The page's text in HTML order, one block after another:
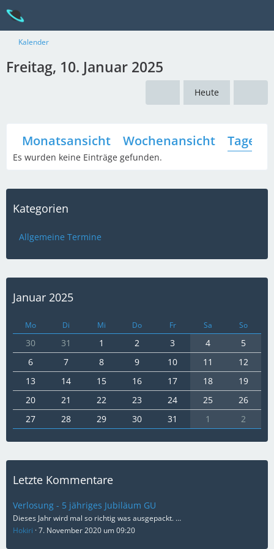
Kalender
Freitag, 10. Januar 2025
Heute
Monatsansicht Wochenansicht
Es wurden keine Einträge gefunden.
Kategorien
Allgemeine Termine
Januar 2025
Mo Di Mi Do Fr Sa So
30 31 1 2 3 4
5
6
7 8 9 10 11
12
13
14 15 16 17 18
19
20
21 22 23 24 25
26
27
28 29 30 31 1 2
Letzte Kommentare
Verlosung - 5 jähriges Jubiläum GU
Dieses Jahr wird mal so richtig was ausgepackt. …
Hokiri 7. November 2020 um 09:20